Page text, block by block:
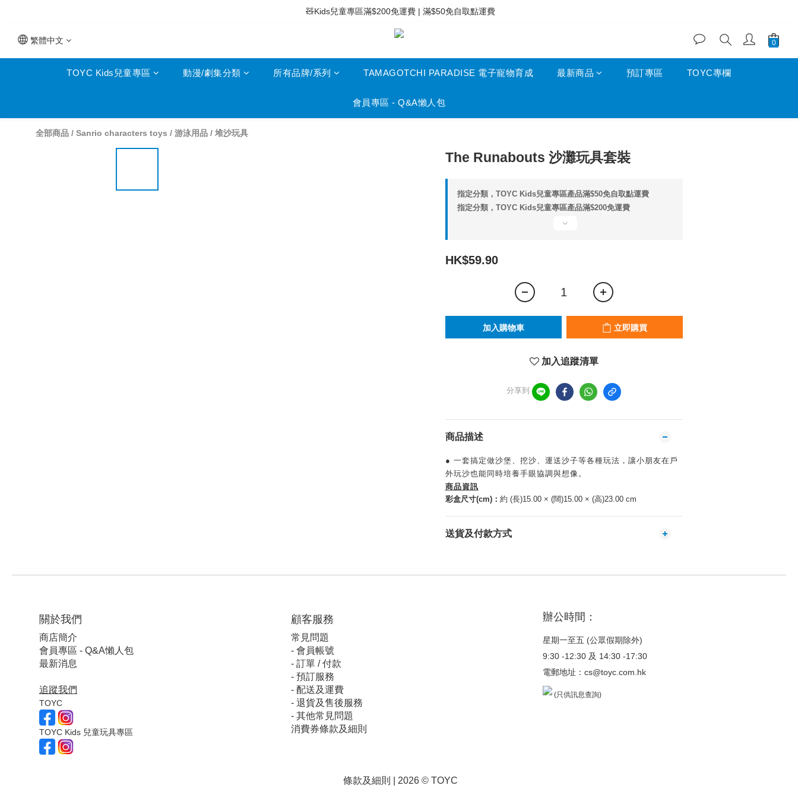
⚡滿$400免運費 | 滿$200免Easy Trade自取點運費
🧸Kids兒童專區滿$200免運費 | 滿$50免自取點運費
⚡滿$400免運費 | 滿$200免Easy Trade自取點運費
繁體中文
TOYC Kids兒童專區 動漫/劇集分類 所有品牌/系列 TAMAGOTCHI PARADISE 電子寵物育成 最新商品 預訂專區 TOYC專欄
會員專區 - Q&A懶人包
全部商品 / Sanrio characters toys / 游泳用品 / 堆沙玩具
The Runabouts 沙灘玩具套裝
指定分類，TOYC Kids兒童專區產品滿$50免自取點運費
指定分類，TOYC Kids兒童專區產品滿$200免運費
HK$59.90
加入購物車 立即購買
加入追蹤清單
分享到
商品描述
● 一套搞定做沙堡、挖沙、運送沙子等各種玩法，讓小朋友在戶
外玩沙也能同時培養手眼協調與想像。
商品資訊
彩盒尺寸(cm)： 約 (長)15.00 × (闊)15.00 × (高)23.00 cm
送貨及付款方式
關於我們
商店簡介
會員專區 - Q&A懶人包
最新消息
追蹤我們
TOYC
TOYC Kids 兒童玩具專區
顧客服務
常見問題
- 會員帳號
- 訂單 / 付款
- 預訂服務
- 配送及運費
- 退貨及售後服務
- 其他常見問題
消費券條款及細則
辦公時間：
星期一至五 (公眾假期除外)
9:30 -12:30 及 14:30 -17:30
電郵地址： cs@toyc.com.hk
(只供訊息查詢)
條款及細則 | 2026 © TOYC